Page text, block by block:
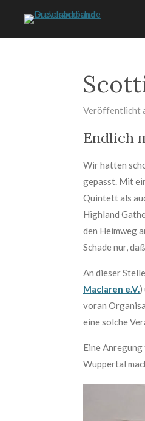
Veröffentlicht
Endlich
Wir hatten
gepasst. Mit
Quintett als
Highland
den Heimweg
Schade nur,
An dieser
Maclaren e.V.)
voran
eine solche
Eine
Wuppertal